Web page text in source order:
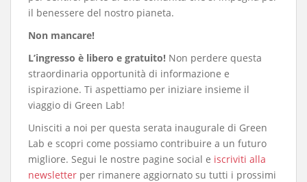
il benessere del nostro pianeta.
Non mancare!
L’ingresso è libero e gratuito! Non perdere questa
straordinaria opportunità di informazione e
ispirazione. Ti aspettiamo per iniziare insieme il
viaggio di Green Lab!
​Unisciti a noi per questa serata inaugurale di Green
Lab e scopri come possiamo contribuire a un futuro
migliore. Segui le nostre pagine social e iscriviti alla
newsletter per rimanere aggiornato su tutti i prossimi